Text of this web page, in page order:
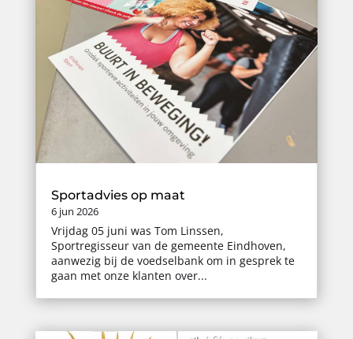
Sportadvies op maat
6 jun 2026
Vrijdag 05 juni was Tom Linssen,
Sportregisseur van de gemeente Eindhoven,
aanwezig bij de voedselbank om in gesprek te
gaan met onze klanten over...